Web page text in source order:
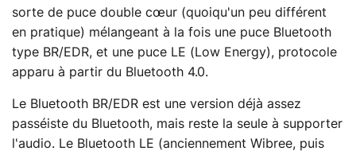
sorte de puce double cœur (quoiqu'un peu différent
en pratique) mélangeant à la fois une puce Bluetooth
type BR/EDR, et une puce LE (Low Energy), protocole
apparu à partir du Bluetooth 4.0.
Le Bluetooth BR/EDR est une version déjà assez
passéiste du Bluetooth, mais reste la seule à supporter
l'audio. Le Bluetooth LE (anciennement Wibree, puis